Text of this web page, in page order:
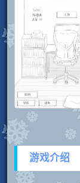
游戏介绍